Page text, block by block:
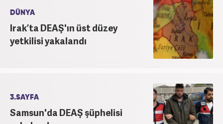
DÜNYA
Irak’ta DEAŞ'ın üst düzey
yetkilisi yakalandı
3.SAYFA
Samsun'da DEAŞ şüphelisi